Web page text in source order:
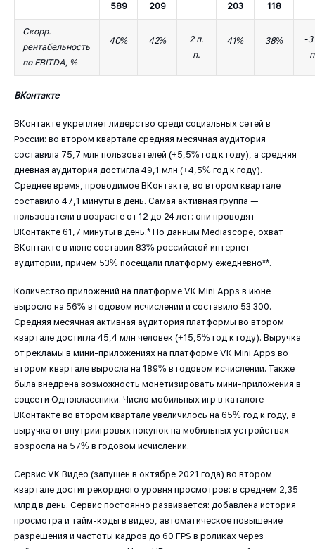
589
209
203
118
Скорр.
рентабельность
по EBITDA, %
40% 42%
2 п.
п.
41% 38%
-3
ВКонтакте
ВКонтакте укрепляет лидерство среди социальных сетей в
России: во втором квартале средняя месячная аудитория
составила 75,7 млн пользователей (+5,5% год к году), а средняя
дневная аудитория достигла 49,1 млн (+4,5% год к году).
Среднее время, проводимое ВКонтакте, во втором квартале
составило 47,1 минуты в день. Самая активная группа —
пользователи в возрасте от 12 до 24 лет: они проводят
ВКонтакте 61,7 минуты в день.* По данным Mediascope, охват
ВКонтакте в июне составил 83% российской интернет-
аудитории, причем 53% посещали платформу ежедневно**.
Количество приложений на платформе VK Mini Apps в июне
выросло на 56% в годовом исчислении и составило 53 300.
Средняя месячная активная аудитория платформы во втором
квартале достигла 45,4 млн человек (+15,5% год к году). Выручка
от рекламы в мини-приложениях на платформе VK Mini Apps во
втором квартале выросла на 189% в годовом исчислении. Также
была внедрена возможность монетизировать мини-приложения в
соцсети Одноклассники. Число мобильных игр в каталоге
ВКонтакте во втором квартале увеличилось на 65% год к году, а
выручка от внутриигровых покупок на мобильных устройствах
возросла на 57% в годовом исчислении.
Сервис VK Видео (запущен в октябре 2021 года) во втором
квартале достиг рекордного уровня просмотров: в среднем 2,35
млрд в день. Сервис постоянно развивается: добавлена история
просмотра и тайм-коды в видео, автоматическое повышение
разрешения и частоты кадров до 60 FPS в роликах через